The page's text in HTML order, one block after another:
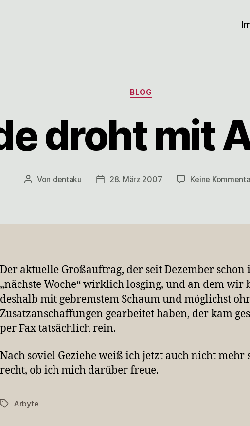
Kategorien
BLOG
droht mit
Beitragsautor
Von dentaku Veröffentlichungsdatum
28. März 2007 Keine
Der aktuelle Großauftrag, der seit Dezember schon
„nächste Woche“ wirklich losging, und an dem wir
deshalb mit gebremstem Schaum und möglichst
Zusatzanschaffungen gearbeitet haben, der kam
per Fax tatsächlich rein.
Nach soviel Geziehe weiß ich jetzt auch nicht mehr
recht, ob ich mich darüber freue.
Schlagwörter
Arbyte